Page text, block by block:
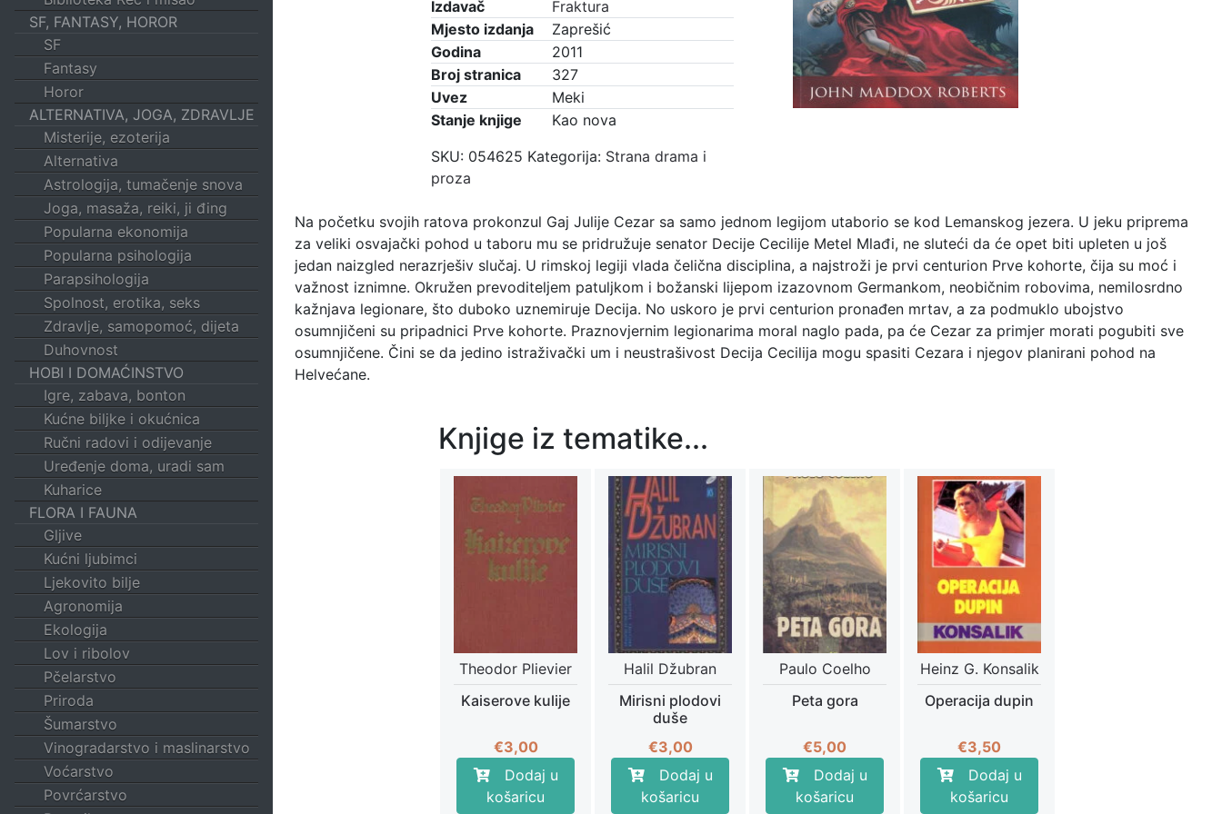
SF, FANTASY, HOROR
SF
Fantasy
Horor
ALTERNATIVA, JOGA, ZDRAVLJE
Misterije, ezoterija
Alternativa
Astrologija, tumačenje snova
Joga, masaža, reiki, ji đing
Popularna ekonomija
Popularna psihologija
Parapsihologija
Spolnost, erotika, seks
Zdravlje, samopomoć, dijeta
Duhovnost
HOBI I DOMAĆINSTVO
Igre, zabava, bonton
Kućne biljke i okućnica
Ručni radovi i odijevanje
Uređenje doma, uradi sam
Kuharice
FLORA I FAUNA
Gljive
Kućni ljubimci
Ljekovito bilje
Agronomija
Ekologija
Lov i ribolov
Pčelarstvo
Priroda
Šumarstvo
Vinogradarstvo i maslinarstvo
Voćarstvo
Povrćarstvo
centuriona
količina
Izdavač
Fraktura
Mjesto izdanja
Zaprešić
Godina
2011
Broj stranica
327
Uvez
Meki
Stanje knjige
Kao nova
SKU: 054625 Kategorija: Strana drama i
proza
Na početku svojih ratova prokonzul Gaj Julije Cezar sa samo jednom legijom utaborio se kod Lemanskog jezera. U jeku priprema
za veliki osvajački pohod u taboru mu se pridružuje senator Decije Cecilije Metel Mlađi, ne sluteći da će opet biti upleten u još
jedan naizgled nerazrješiv slučaj. U rimskoj legiji vlada čelična disciplina, a najstroži je prvi centurion Prve kohorte, čija su moć i
važnost iznimne. Okružen prevoditeljem patuljkom i božanski lijepom izazovnom Germankom, neobičnim robovima, nemilosrdno
kažnjava legionare, što duboko uznemiruje Decija. No uskoro je prvi centurion pronađen mrtav, a za podmuklo ubojstvo
osumnjičeni su pripadnici Prve kohorte. Praznovjernim legionarima moral naglo pada, pa će Cezar za primjer morati pogubiti sve
osumnjičene. Čini se da jedino istraživački um i neustrašivost Decija Cecilija mogu spasiti Cezara i njegov planirani pohod na
Helvećane.
Knjige iz tematike...
Theodor Plievier
Kaiserove kulije
€3,00
Dodaj u
košaricu
Halil Džubran
Mirisni plodovi
duše
€3,00
Dodaj u
košaricu
Paulo Coelho
Peta gora
€5,00
Dodaj u
košaricu
Heinz G. Konsalik
Operacija dupin
€3,50
Dodaj u
košaricu